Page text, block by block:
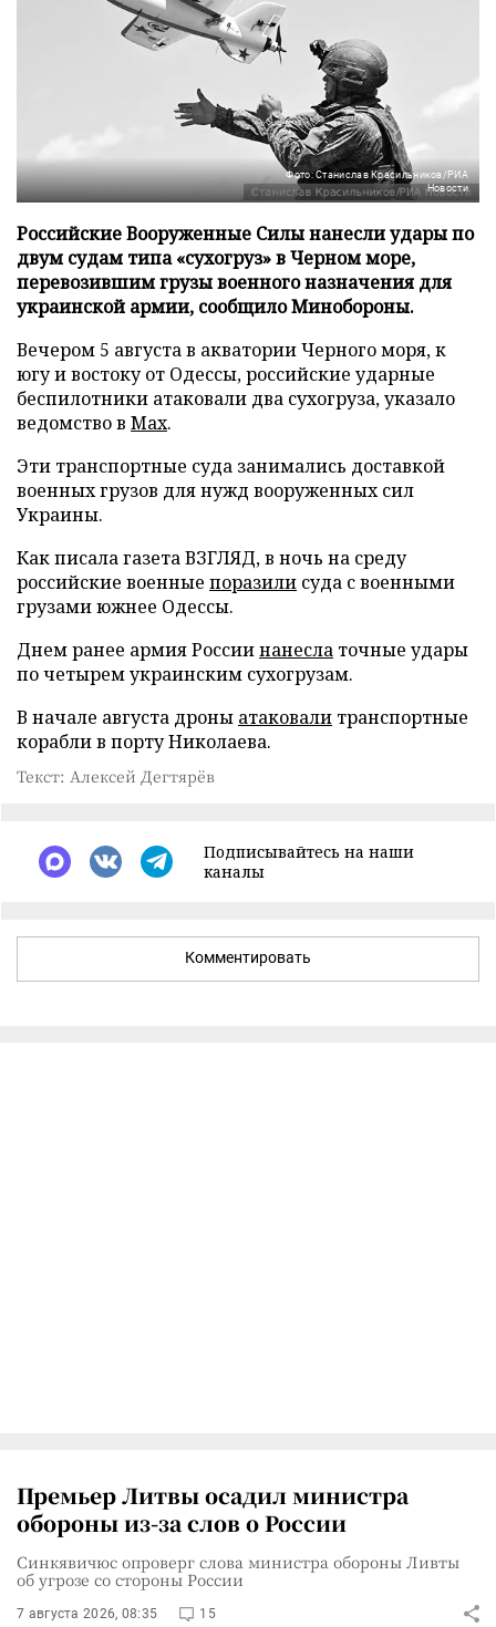
Фото: Станислав Красильников/РИА
Новости
Российские Вооруженные Силы нанесли удары по
двум судам типа «сухогруз» в Черном море,
перевозившим грузы военного назначения для
украинской армии, сообщило Минобороны.
Вечером 5 августа в акватории Черного моря, к
югу и востоку от Одессы, российские ударные
беспилотники атаковали два сухогруза, указало
ведомство в Max.
Эти транспортные суда занимались доставкой
военных грузов для нужд вооруженных сил
Украины.
Как писала газета ВЗГЛЯД, в ночь на среду
российские военные поразили суда с военными
грузами южнее Одессы.
Днем ранее армия Россиинанесла точные удары
по четырем украинским сухогрузам.
В начале августа дроны атаковали транспортные
корабли в порту Николаева.
Текст: Алексей Дегтярёв
Подписывайтесь на наши
каналы
Комментировать
Премьер Литвы осадил министра
обороны из-за слов о России
Синкявичюс опроверг слова министра обороны Ливты
об угрозе со стороны России
7 августа 2026, 08:35 15